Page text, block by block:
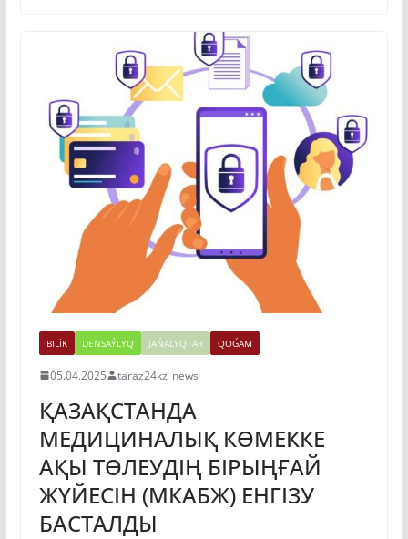
BILİK DENSAÝLYQ JAŃALYQTAR QOǴAM
05.04.2025 taraz24kz_news
ҚАЗАҚСТАНДА
МЕДИЦИНАЛЫҚ КӨМЕККЕ
АҚЫ ТӨЛЕУДІҢ БІРЫҢҒАЙ
ЖҮЙЕСІН (МКАБЖ) ЕНГІЗУ
БАСТАЛДЫ